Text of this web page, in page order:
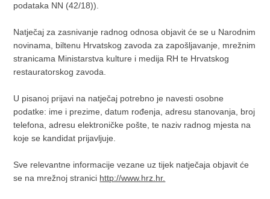
podataka NN (42/18)).
Natječaj za zasnivanje radnog odnosa objavit će se u Narodnim
novinama, biltenu Hrvatskog zavoda za zapošljavanje, mrežnim
stranicama Ministarstva kulture i medija RH te Hrvatskog
restauratorskog zavoda.
U pisanoj prijavi na natječaj potrebno je navesti osobne
podatke: ime i prezime, datum rođenja, adresu stanovanja, broj
telefona, adresu elektroničke pošte, te naziv radnog mjesta na
koje se kandidat prijavljuje.
Sve relevantne informacije vezane uz tijek natječaja objavit će
se na mrežnoj stranici http://www.hrz.hr.